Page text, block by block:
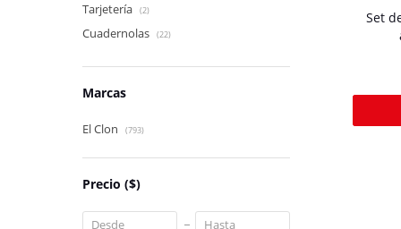
Set
Tarjetería (2)
Cuadernolas (22)
Marcas
El Clon (793)
Precio ($)